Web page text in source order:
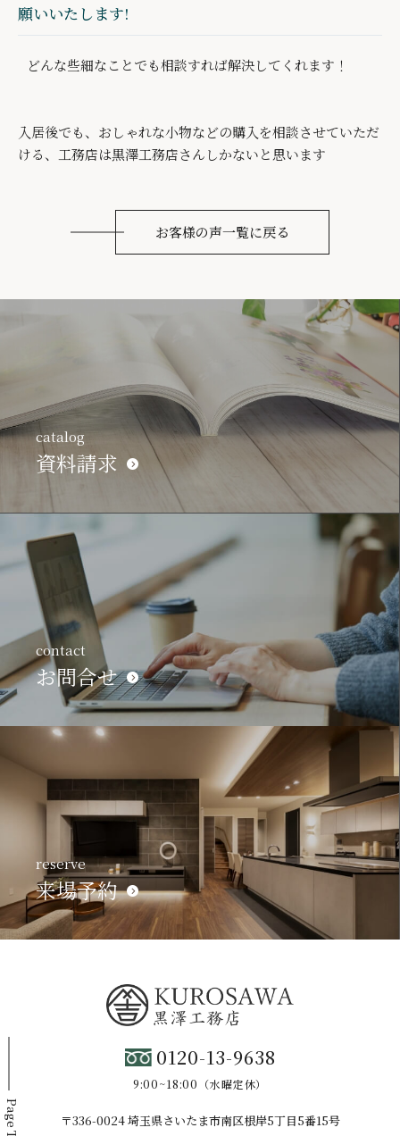
願いいたします!
どんな些細なことでも相談すれば解決してくれます！
入居後でも、おしゃれな小物などの購入を相談させていただ
ける、工務店は黒澤工務店さんしかないと思います
お客様の声一覧に戻る
catalog
資料請求
contact
お問合せ
reserve
来場予約
0120-13-9638
9:00~18:00（水曜定休）
〒336-0024 埼玉県さいたま市南区根岸5丁目5番15号